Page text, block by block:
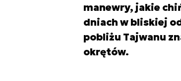
manewry, jakie
dniach w bliskiej
pobliżu Tajwanu
okrętów.